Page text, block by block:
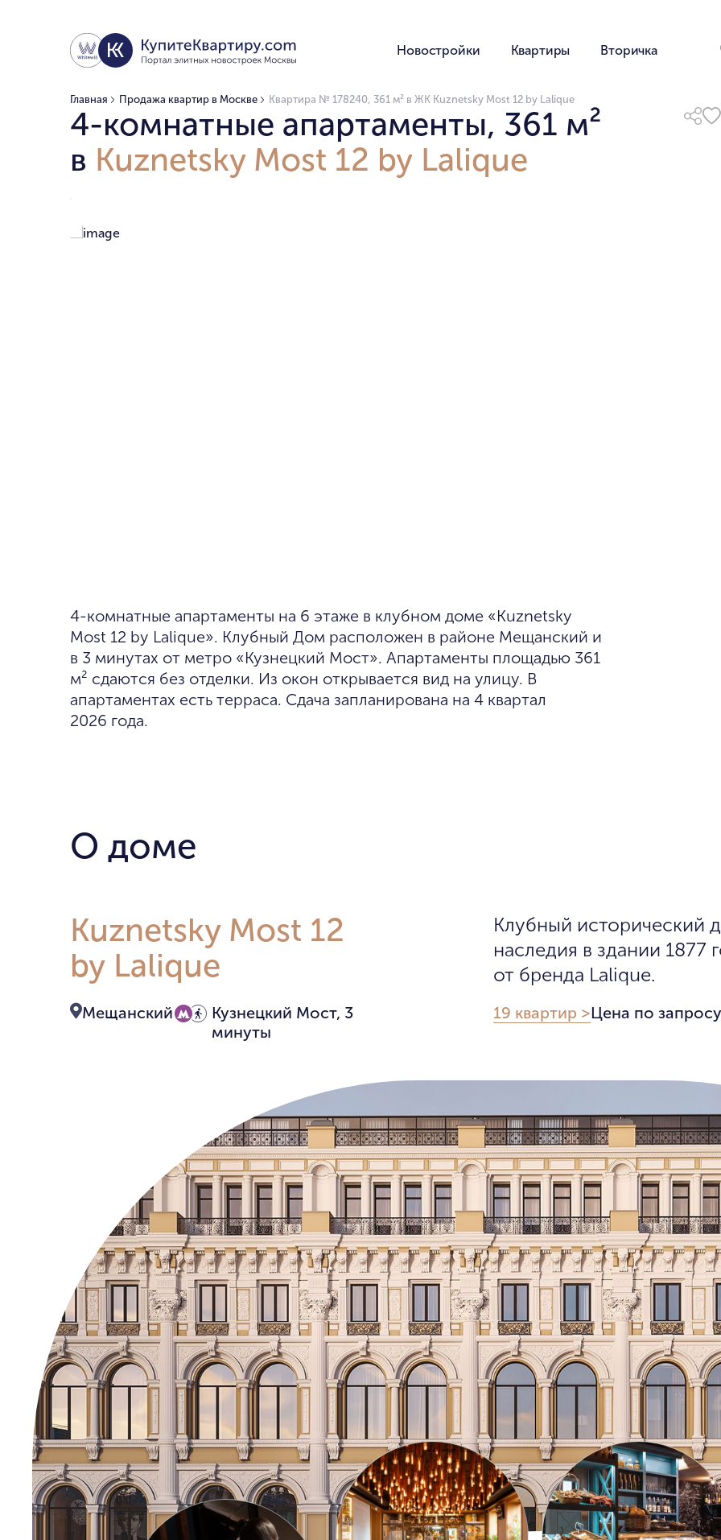
Новостройки Квартиры Вторичка
Главная Продажа квартир в Москве Квартира № 178240, 361 м² в ЖК Kuznetsky Most 12 by Lalique
4-комнатные апартаменты, 361 м²
в Kuznetsky Most 12 by Lalique
4-комнатные апартаменты на 6 этаже в клубном доме «Kuznetsky
Most 12 by Lalique». Клубный Дом расположен в районе Мещанский и
в 3 минутах от метро «Кузнецкий Мост». Апартаменты площадью 361
м² сдаются без отделки. Из окон открывается вид на улицу. В
апартаментах есть терраса. Сдача запланирована на 4 квартал
2026 года.
О доме
Kuznetsky Most 12
by Lalique
Мещанский
Кузнецкий Мост, 3
минуты
Клубный исторический
наследия в здании 1877
от бренда Lalique.
19 квартир >Цена по запросу